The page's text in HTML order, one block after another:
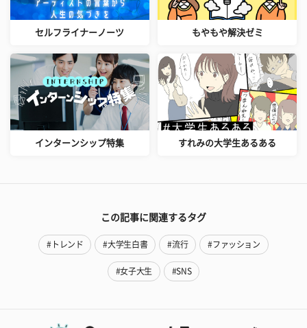
セルフライナーノーツ もやもや解決ゼミ
インターンシップ特集 すれみの大学生あるある
この記事に関連するタグ
#トレンド #大学生白書 #流行 #ファッション
#女子大生 #SNS